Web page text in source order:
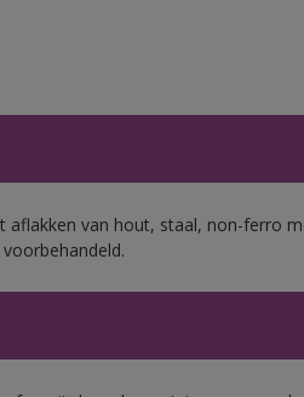
van hout, staal, non-ferro